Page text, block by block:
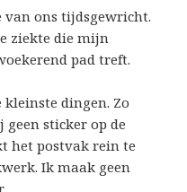
van ons tijdsgewricht.
ziekte die mijn
pad treft.
dingen. Zo
sticker op de
het postvak rein te
Ik maak geen